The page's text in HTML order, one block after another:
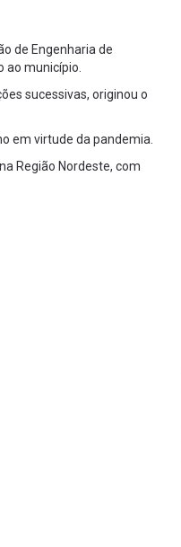
de Engenharia de
ao município.
sucessivas, originou o
em virtude da pandemia.
Região Nordeste, com